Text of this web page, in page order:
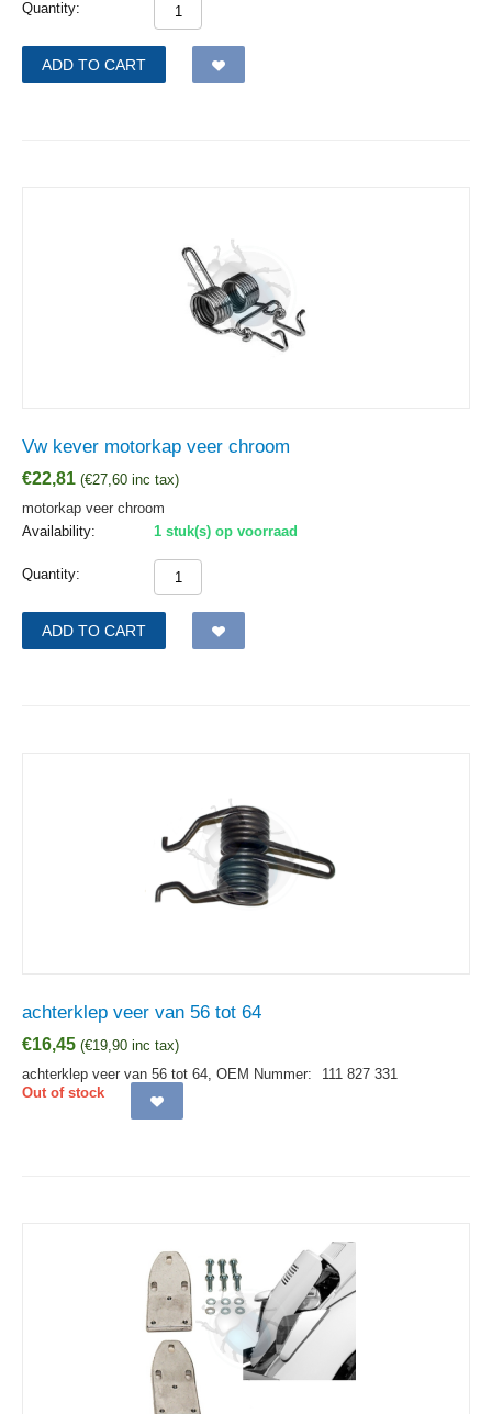
Quantity:
ADD TO CART
Vw kever motorkap veer chroom
€22,81 (€27,60 inc tax)
motorkap veer chroom
Availability:
1 stuk(s) op voorraad
Quantity:
ADD TO CART
achterklep veer van 56 tot 64
€16,45 (€19,90 inc tax)
achterklep veer van 56 tot 64, OEM Nummer:
111 827 331
Out of stock